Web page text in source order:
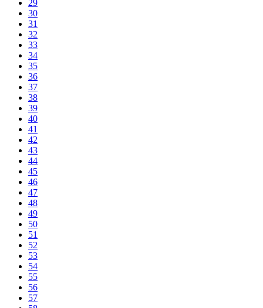
29
30
31
32
33
34
35
36
37
38
39
40
41
42
43
44
45
46
47
48
49
50
51
52
53
54
55
56
57